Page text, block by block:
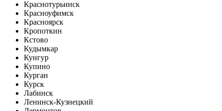
Краснотурьинск
Красноуфимск
Красноярск
Кропоткин
Кстово
Кудымкар
Кунгур
Купино
Курган
Курск
Лабинск
Ленинск-Кузнецкий